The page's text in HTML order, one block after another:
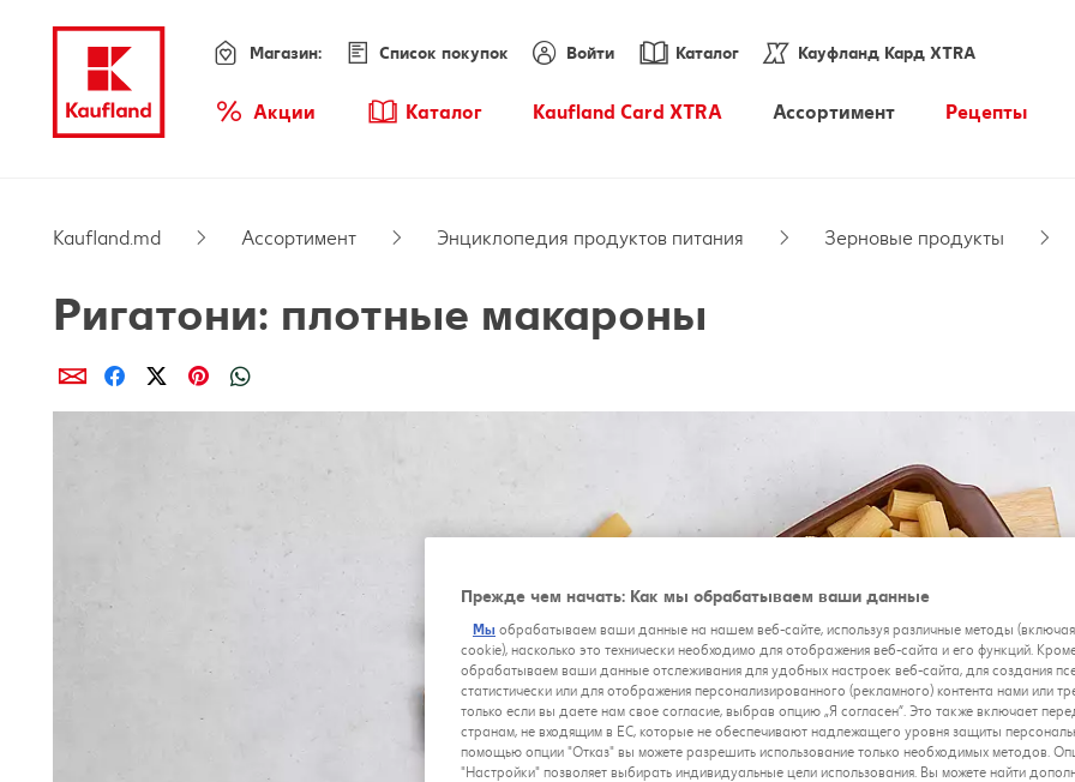
МенюАкции Каталог Kaufland Card XTRA Ассортимент
PARKSIDE
Pецепты
Каталог
Магазин: Войти
Список покупок Кауфланд Кард XTRA
Kaufland.md Ассортимент Энциклопедия продуктов питания Зерновые продукты
Ригатони: плотные макароны
ПоделиcьПоделиcь
ПоделиcьПоделиcь
Прежде чем начать: Как мы обрабатываем ваши данные
Мы обрабатываем ваши данные на нашем веб-сайте, используя различные методы
cookie), насколько это технически необходимо для отображения веб-сайта и его функций.
обрабатываем ваши данные отслеживания для удобных настроек веб-сайта, для создания
статистически или для отображения персонализированного (рекламного) контента нами или
только если вы даете нам свое согласие, выбрав опцию „Я согласен”. Это также включает
странам, не входящим в ЕС, которые не обеспечивают надлежащего уровня защиты
помощью опции "Отказ" вы можете разрешить использование только необходимых методов.
"Настройки" позволяет выбирать индивидуальные цели использования. Вы можете найти